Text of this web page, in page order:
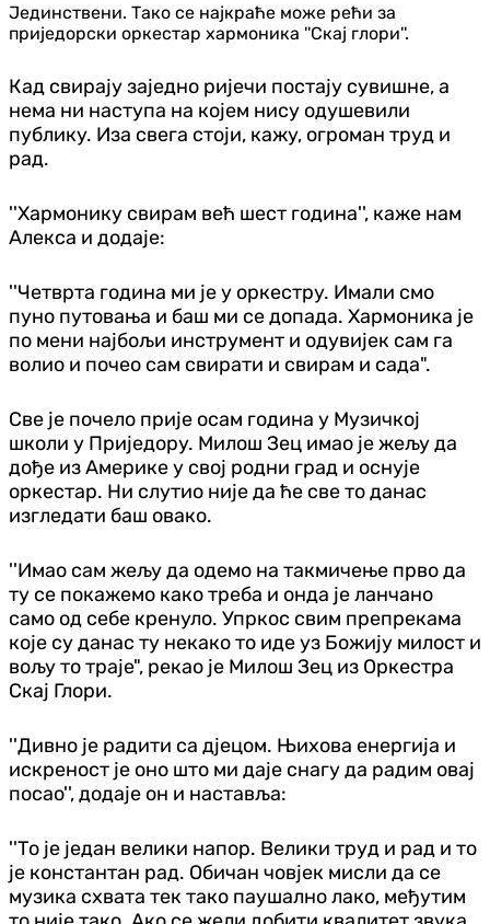
Јединствени. Тако се најкраће може рећи за
приједорски оркестар хармоника ''Скај глори''.
Кад свирају заједно ријечи постају сувишне, а
нема ни наступа на којем нису одушевили
публику. Иза свега стоји, кажу, огроман труд и
рад.
''Хармонику свирам већ шест година'', каже нам
Алекса и додаје:
''Четврта година ми је у оркестру. Имали смо
пуно путовања и баш ми се допада. Хармоника је
по мени најбољи инструмент и одувијек сам га
волио и почео сам свирати и свирам и сада".
Све је почело прије осам година у Музичкој
школи у Приједору. Милош Зец имао је жељу да
дође из Америке у свој родни град и оснује
оркестар. Ни слутио није да ће све то данас
изгледати баш овако.
''Имао сам жељу да одемо на такмичење прво да
ту се покажемо како треба и онда је ланчано
само од себе кренуло. Упркос свим препрекама
које су данас ту некако то иде уз Божију милост и
вољу то траје", рекао је Милош Зец из Оркестра
Скај Глори.
''Дивно је радити са дјецом. Њихова енергија и
искреност је оно што ми даје снагу да радим овај
посао'', додаје он и наставља:
''То је један велики напор. Велики труд и рад и то
је константан рад. Обичан човјек мисли да се
музика схвата тек тако паушално лако, међутим